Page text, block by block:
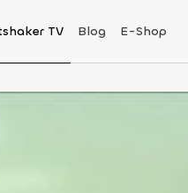
TV Blog E-Shop